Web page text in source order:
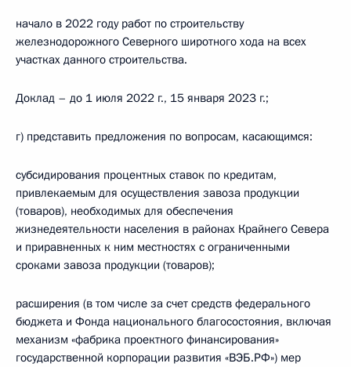
начало в 2022 году работ по строительству
железнодорожного Северного широтного хода на всех
участках данного строительства.
Доклад – до 1 июля 2022 г., 15 января 2023 г.;
г) представить предложения по вопросам, касающимся:
субсидирования процентных ставок по кредитам,
привлекаемым для осуществления завоза продукции
(товаров), необходимых для обеспечения
жизнедеятельности населения в районах Крайнего Севера
и приравненных к ним местностях с ограниченными
сроками завоза продукции (товаров);
расширения (в том числе за счет средств федерального
бюджета и Фонда национального благосостояния, включая
механизм «фабрика проектного финансирования»
государственной корпорации развития «ВЭБ.РФ») мер